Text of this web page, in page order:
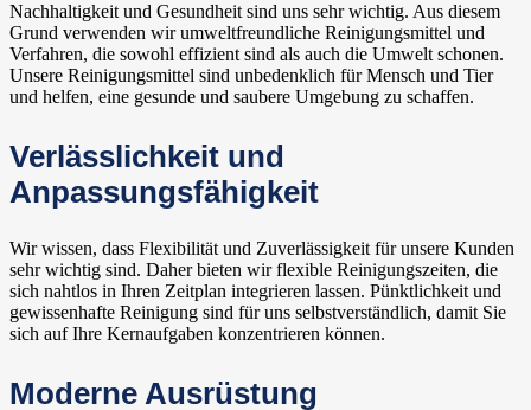
Nachhaltigkeit und Gesundheit sind uns sehr wichtig. Aus diesem
Grund verwenden wir umweltfreundliche Reinigungsmittel und
Verfahren, die sowohl effizient sind als auch die Umwelt schonen.
Unsere Reinigungsmittel sind unbedenklich für Mensch und Tier
und helfen, eine gesunde und saubere Umgebung zu schaffen.
Verlässlichkeit und
Anpassungsfähigkeit
Wir wissen, dass Flexibilität und Zuverlässigkeit für unsere Kunden
sehr wichtig sind. Daher bieten wir flexible Reinigungszeiten, die
sich nahtlos in Ihren Zeitplan integrieren lassen. Pünktlichkeit und
gewissenhafte Reinigung sind für uns selbstverständlich, damit Sie
sich auf Ihre Kernaufgaben konzentrieren können.
Moderne Ausrüstung